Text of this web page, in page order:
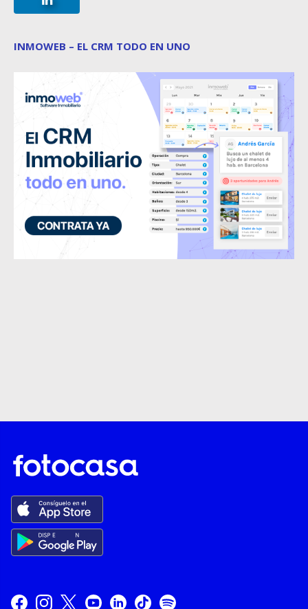
INMOWEB – EL CRM TODO EN UNO